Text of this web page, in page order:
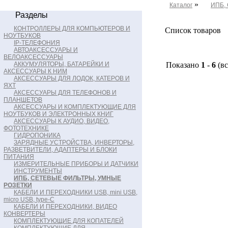
Каталог » ИПБ,
Разделы
КОНТРОЛЛЕРЫ ДЛЯ КОМПЬЮТЕРОВ И
НОУТБУКОВ
IP-ТЕЛЕФОНИЯ
АВТОАКСЕССУАРЫ И
ВЕЛОАКСЕССУАРЫ
АККУМУЛЯТОРЫ, БАТАРЕЙКИ И
АКСЕССУАРЫ К НИМ
АКСЕССУАРЫ ДЛЯ ЛОДОК, КАТЕРОВ И
ЯХТ
АКСЕССУАРЫ ДЛЯ ТЕЛЕФОНОВ И
ПЛАНШЕТОВ
АКСЕССУАРЫ И КОМПЛЕКТУЮЩИЕ ДЛЯ
НОУТБУКОВ И ЭЛЕКТРОННЫХ КНИГ
АКСЕССУАРЫ К АУДИО, ВИДЕО,
ФОТОТЕХНИКЕ
ГИДРОПОНИКА
ЗАРЯДНЫЕ УСТРОЙСТВА, ИНВЕРТОРЫ,
РАЗВЕТВИТЕЛИ, АДАПТЕРЫ И БЛОКИ
ПИТАНИЯ
ИЗМЕРИТЕЛЬНЫЕ ПРИБОРЫ И ДАТЧИКИ
ИНСТРУМЕНТЫ
ИПБ, СЕТЕВЫЕ ФИЛЬТРЫ, УМНЫЕ
РОЗЕТКИ
КАБЕЛИ И ПЕРЕХОДНИКИ USB, mini USB,
micro USB, type-C
КАБЕЛИ И ПЕРЕХОДНИКИ, ВИДЕО
КОНВЕРТЕРЫ
КОМПЛЕКТУЮЩИЕ ДЛЯ КОПАТЕЛЕЙ
Список товаров
Показано 1 - 6